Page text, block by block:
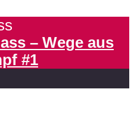
– Wege aus
#1